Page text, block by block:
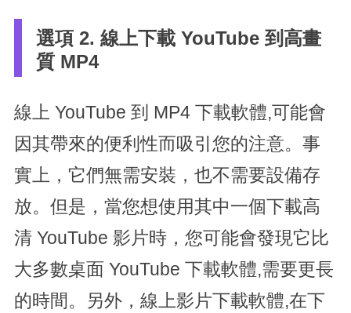
選項 2. 線上下載 YouTube 到高畫
質 MP4
線上 YouTube 到 MP4 下載軟體,可能會
因其帶來的便利性而吸引您的注意。事
實上，它們無需安裝，也不需要設備存
放。但是，當您想使用其中一個下載高
清 YouTube 影片時，您可能會發現它比
大多數桌面 YouTube 下載軟體,需要更長
的時間。另外，線上影片下載軟體,在下